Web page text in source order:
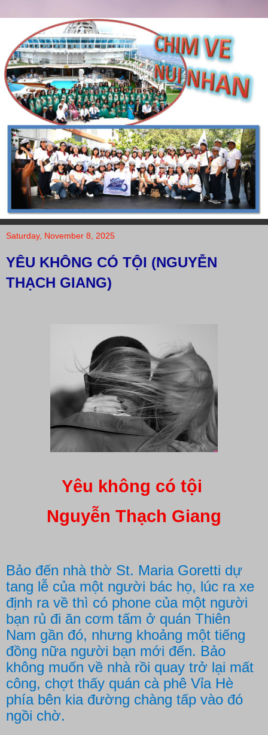
Saturday, November 8, 2025
YÊU KHÔNG CÓ TỘI (NGUYỄN
THẠCH GIANG)
Yêu không có tội
Nguyễn Thạch Giang
Bảo đến nhà thờ St. Maria Goretti dự
tang lễ của một người bác họ, lúc ra xe
định ra về thì có phone của một người
bạn rủ đi ăn cơm tấm ở quán Thiên
Nam gần đó, nhưng khoảng một tiếng
đồng nữa người bạn mới đến. Bảo
không muốn về nhà rồi quay trở lại mất
công, chợt thấy quán cà phê Vỉa Hè
phía bên kia đường chàng tấp vào đó
ngồi chờ.